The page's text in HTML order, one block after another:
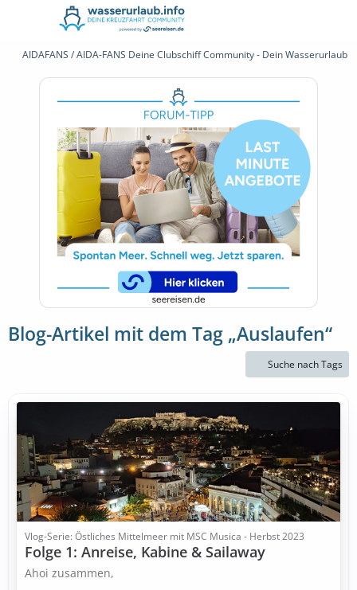
AIDAFANS / AIDA-FANS Deine Clubschiff Community - Dein Wasserurlaub
Blog-Artikel mit dem Tag „Auslaufen“
Suche nach Tags
Vlog-Serie: Östliches Mittelmeer mit MSC Musica - Herbst 2023
Folge 1: Anreise, Kabine & Sailaway
Ahoi zusammen,